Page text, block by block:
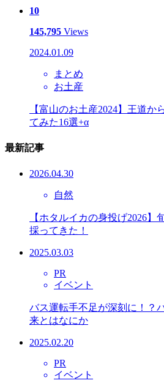
10
145,795 Views
2024.01.09
まとめ
お土産
【富山のお土産2024】王道
てみた16選+α
最新記事
2026.04.30
自然
【ホタルイカの身投げ2026】
採ってきた！
2025.03.03
PR
イベント
バス運転手不足が深刻に！？
来とはなにか
2025.02.20
PR
イベント